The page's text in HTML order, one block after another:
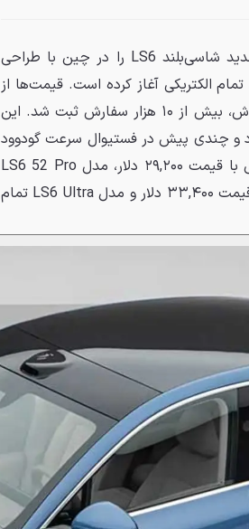
IM Motors، برند متعلق به سایک، پیش‌فروش نسخۀ جدید شاسی‌بلند LS6 را در چین با طراحی
الکتریکی آغاز کرده است. قیمت‌ها از
۲۹,۲۰۰ تا ۳۹ هزار دلار است و در ۳۰ دقیقه اول پیش‌فروش، بیش از ۱۰ هزار سفارش ثبت شد. این
و چندی پیش در فستیوال سرعت گودوود
در بریتانیا به نمایش درآمد. مدل LS6 Pro تمام الکتریکی با قیمت ۲۹,۲۰۰ دلار، مدل LS6 52 Pro
بردافزا با قیمت ۲۹,۹۰۰ دلار، مدل LS6 66 Max بردافزا با قیمت ۳۳,۴۰۰ دلار و مدل LS6 Ultra تمام